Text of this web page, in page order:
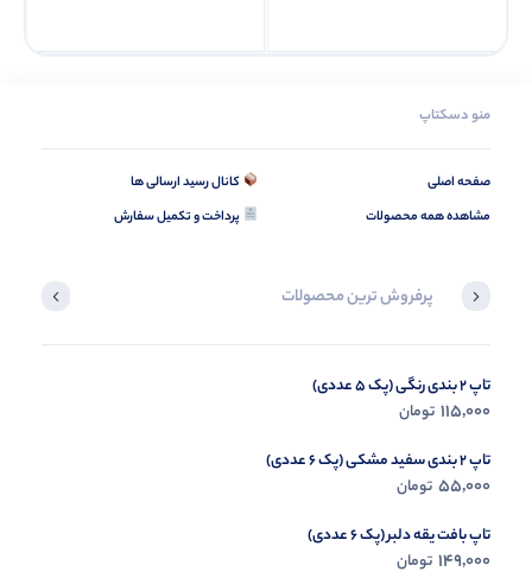
منو دسکتاپ
صفحه اصلی
مشاهده همه محصولات
کانال رسید ارسالی ها
پرداخت و تکمیل سفارش
پرفروش ترین محصولات
تاپ 2 بندی رنگی (پک 5 عددی)
115,000 تومان
تاپ 2 بندی سفید مشکی (پک 6 عددی)
55,000 تومان
تاپ بافت یقه دلبر (پک 6 عددی)
149,000 تومان
تاپ کراپ حلقه ای زرافه (پک 4 عددی)
235,000 تومان